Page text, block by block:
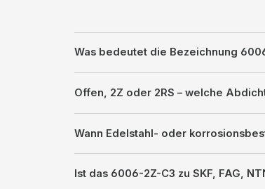
Was bedeutet die Bezeichnung
Offen, 2Z oder 2RS – welche
Wann Edelstahl- oder
Ist das 6006-2Z-C3 zu SKF, FAG,